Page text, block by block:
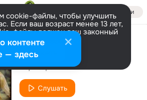
Войти
cookie-файлы, чтобы улучшить
Если ваш возраст менее 13 лет,
файлы должен ваш законный
Больше информации
Настроить
Папа дома
Першотравенск
Слушать
контенте
— здесь